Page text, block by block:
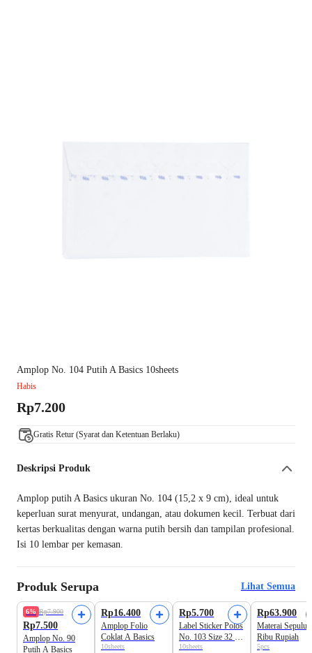
Amplop No. 104 Putih A Basics 10sheets
Habis
Rp7.200
Gratis Retur (Syarat dan Ketentuan Berlaku)
Deskripsi Produk
Amplop putih A Basics ukuran No. 104 (15,2 x 9 cm), ideal untuk
keperluan surat menyurat, undangan, atau dokumen kecil. Terbuat dari
kertas berkualitas dengan warna putih bersih dan tampilan profesional.
Isi 10 lembar per kemasan.
Produk Serupa Lihat Semua
6% Rp7.900
Rp7.500
Amplop No. 90
Putih A Basics
Rp16.400
Amplop Folio
Coklat A Basics
10sheets
Rp5.700
Label Sticker Polos
No. 103 Size 32 x
64mm Putih A
10sheets
Rp63.900
Materai Sepuluh
Ribu Rupiah
5pcs